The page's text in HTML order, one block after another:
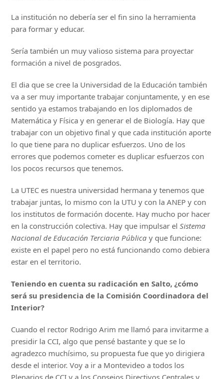
La institución no debería ser el fin sino la herramienta
para formar y educar.
Sería también un muy valioso sistema para proyectar
formación a nivel de posgrados.
El dia que se cree la Universidad de la Educación también
va a ser muy importante trabajar conjuntamente, y en ese
sentido ya estamos trabajando en los diplomados de
Matemática y Física y en generar el de Biología. Hay que
trabajar con un objetivo final y que cada institución aporte
lo que tiene para no duplicar esfuerzos. Uno de los
errores que podemos cometer es duplicar esfuerzos con
los pocos recursos que tenemos.
La UTEC es nuestra universidad hermana y tenemos que
trabajar juntas, lo mismo con la UTU y con la ANEP y con
los institutos de formación docente. Hay mucho por hacer
en la construcción colectiva. Hay que impulsar elSistema
Nacional de Educación Terciaria Pública y que funcione:
existe en el papel pero no está funcionando como debiera
estar en el territorio.
Teniendo en cuenta su radicación en Salto, ¿cómo
será su presidencia de la Comisión Coordinadora del
Interior?
Cuando el rector Rodrigo Arim me llamó para invitarme a
presidir la CCI, algo que pensé bastante y que se lo
agradezco muchísimo, su propuesta fue que yo dirigiera
desde el interior. Voy a ir a Montevideo a todos los
Plenarios de CCI y a los Consejos Directivos Centrales y